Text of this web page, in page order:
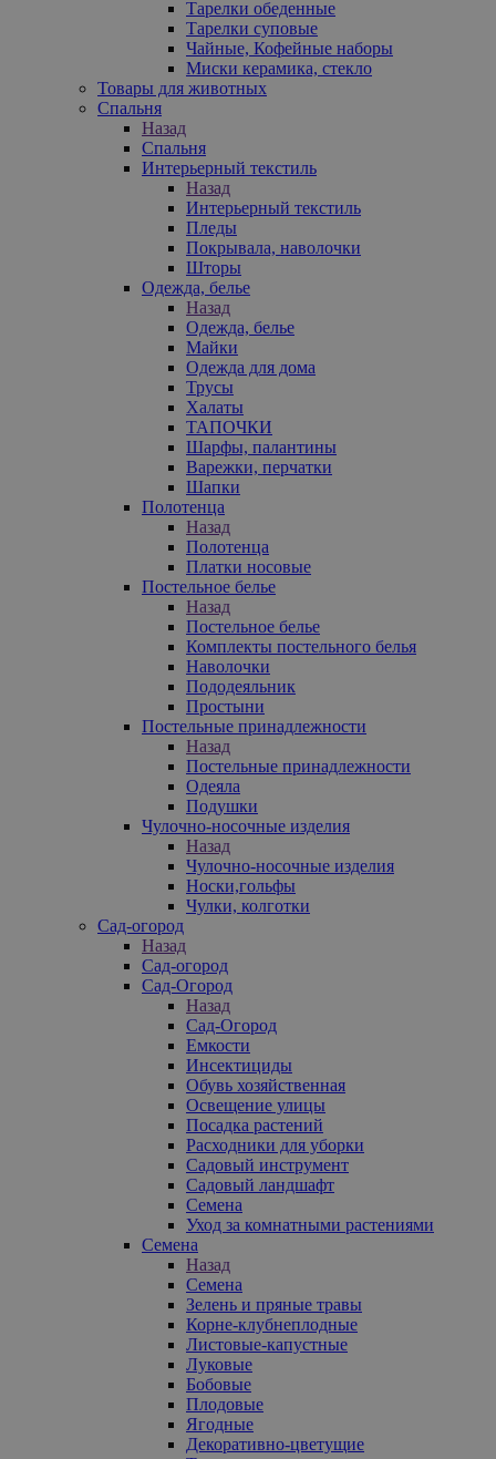
Тарелки обеденные
Тарелки суповые
Чайные, Кофейные наборы
Миски керамика, стекло
Товары для животных
Спальня
Назад
Спальня
Интерьерный текстиль
Назад
Интерьерный текстиль
Пледы
Покрывала, наволочки
Шторы
Одежда, белье
Назад
Одежда, белье
Майки
Одежда для дома
Трусы
Халаты
ТАПОЧКИ
Шарфы, палантины
Варежки, перчатки
Шапки
Полотенца
Назад
Полотенца
Платки носовые
Постельное белье
Назад
Постельное белье
Комплекты постельного белья
Наволочки
Пододеяльник
Простыни
Постельные принадлежности
Назад
Постельные принадлежности
Одеяла
Подушки
Чулочно-носочные изделия
Назад
Чулочно-носочные изделия
Носки,гольфы
Чулки, колготки
Сад-огород
Назад
Сад-огород
Сад-Огород
Назад
Сад-Огород
Емкости
Инсектициды
Обувь хозяйственная
Освещение улицы
Посадка растений
Расходники для уборки
Садовый инструмент
Садовый ландшафт
Семена
Уход за комнатными растениями
Семена
Назад
Семена
Зелень и пряные травы
Корне-клубнеплодные
Листовые-капустные
Луковые
Бобовые
Плодовые
Ягодные
Декоративно-цветущие